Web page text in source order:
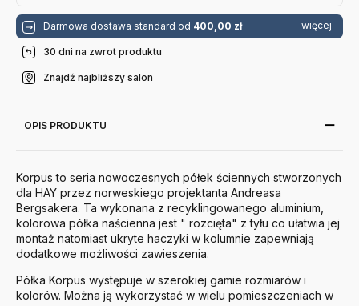
Darmowa dostawa standard od 400,00 zł więcej
30 dni na zwrot produktu
Znajdź najbliższy salon
OPIS PRODUKTU
Korpus to seria nowoczesnych półek ściennych stworzonych
dla HAY przez norweskiego projektanta Andreasa
Bergsakera. Ta wykonana z recyklingowanego aluminium,
kolorowa półka naścienna jest " rozcięta" z tyłu co ułatwia jej
montaż natomiast ukryte haczyki w kolumnie zapewniają
dodatkowe możliwości zawieszenia.
Półka Korpus występuje w szerokiej gamie rozmiarów i
kolorów. Można ją wykorzystać w wielu pomieszczeniach w